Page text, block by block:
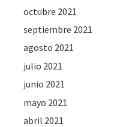
octubre 2021
septiembre 2021
agosto 2021
julio 2021
junio 2021
mayo 2021
abril 2021